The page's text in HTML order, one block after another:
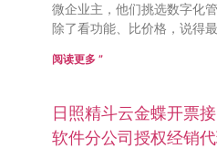
微企业主，他们挑选数字化
除了看功能、比价格，说得最
阅读更多 ”
日照精斗云金蝶开票
软件分公司授权经销